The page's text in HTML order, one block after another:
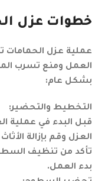
خطوات عزل
عملية عزل الحمامات
العمل ومنع تسرب
بشكل عام:
التخطيط والتحضير:
قبل البدء في عملية
العزل وقم بإزالة
تأكد من تنظيف
بدء العمل.